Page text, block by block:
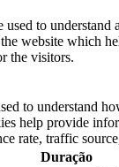
used to understand
website which
the visitors.
to understand
help provide
rate, traffic
Duração